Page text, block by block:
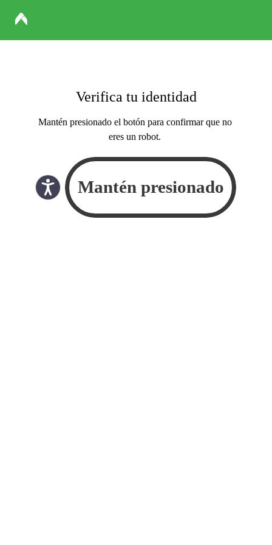
Verifica tu identidad
Mantén presionado el botón para confirmar que no
eres un robot.